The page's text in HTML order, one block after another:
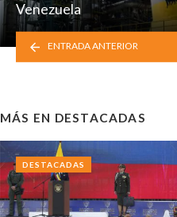
Venezuela
ENTRADA ANTERIOR
MÁS EN DESTACADAS
DESTACADAS